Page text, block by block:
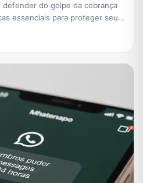
do golpe da cobrança
essenciais para proteger seus